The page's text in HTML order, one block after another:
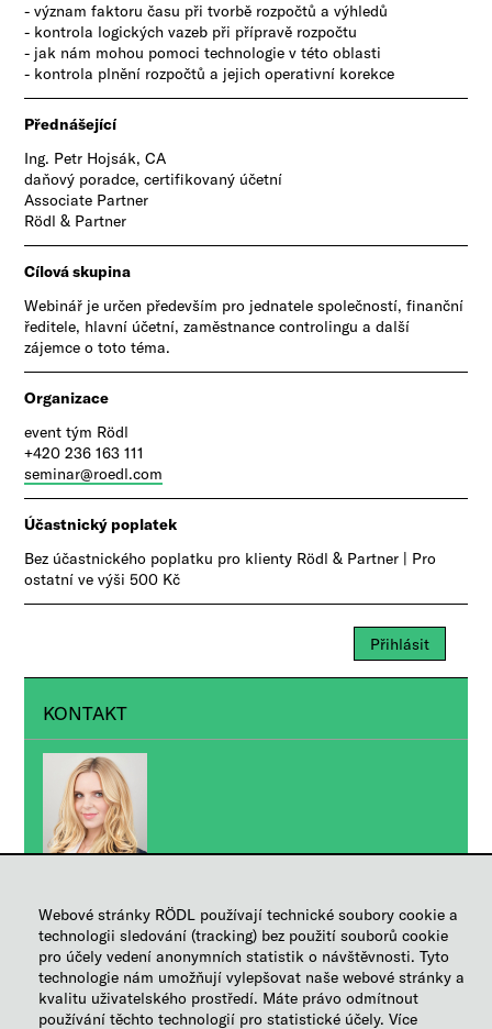
Webové stránky RÖDL používají technické soubory cookie a
technologii sledování (tracking) bez použití souborů cookie
pro účely vedení anonymních statistik o návštěvnosti. Tyto
technologie nám umožňují vylepšovat naše webové stránky a
kvalitu uživatelského prostředí. Máte právo odmítnout
používání těchto technologií pro statistické účely. Více
- význam faktoru času při tvorbě rozpočtů a výhledů
- kontrola logických vazeb při přípravě rozpočtu
- jak nám mohou pomoci technologie v této oblasti
- kontrola plnění rozpočtů a jejich operativní korekce
Přednášející
Ing. Petr Hojsák, CA
daňový poradce, certifikovaný účetní
Associate Partner
Rödl & Partner
Cílová skupina
​Webinář je určen především pro jednatele společností, finanční
ředitele, hlavní účetní, zaměstnance controlingu a další
zájemce o toto téma. ​
Organizace
event tým Rödl
+420 236 163 111
seminar@roedl.com
Účastnický poplatek
Bez účastnického poplatku pro klienty Rödl & Partner | Pro
ostatní ve výši 500 Kč
Přihlásit
KONTAKT
PR Manager
Manager
+420 236 163 111
Poslat e-mail